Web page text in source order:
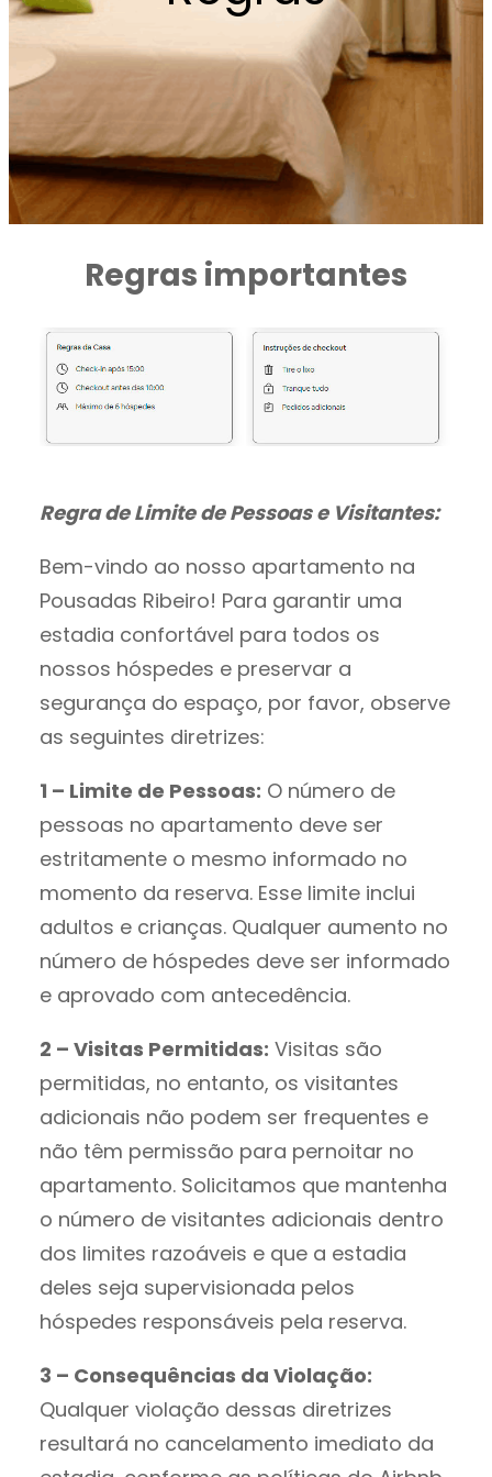
Regras importantes
Regra de Limite de Pessoas e Visitantes:
Bem-vindo ao nosso apartamento na
Pousadas Ribeiro! Para garantir uma
estadia confortável para todos os
nossos hóspedes e preservar a
segurança do espaço, por favor, observe
as seguintes diretrizes:
1 – Limite de Pessoas: O número de
pessoas no apartamento deve ser
estritamente o mesmo informado no
momento da reserva. Esse limite inclui
adultos e crianças. Qualquer aumento no
número de hóspedes deve ser informado
e aprovado com antecedência.
2 – Visitas Permitidas: Visitas são
permitidas, no entanto, os visitantes
adicionais não podem ser frequentes e
não têm permissão para pernoitar no
apartamento. Solicitamos que mantenha
o número de visitantes adicionais dentro
dos limites razoáveis e que a estadia
deles seja supervisionada pelos
hóspedes responsáveis pela reserva.
3 – Consequências da Violação:
Qualquer violação dessas diretrizes
resultará no cancelamento imediato da